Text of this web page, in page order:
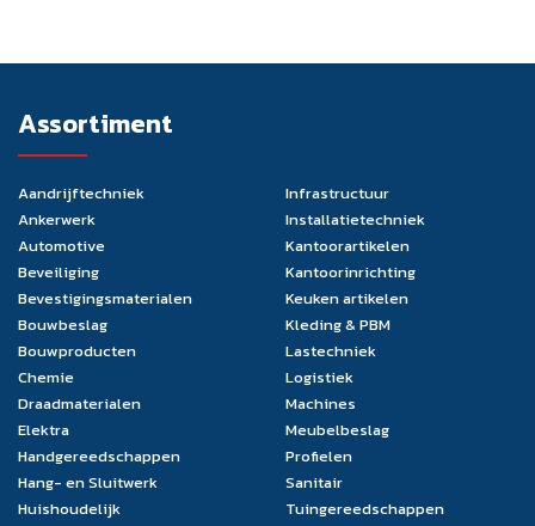
Assortiment
Aandrijftechniek
Ankerwerk
Automotive
Beveiliging
Bevestigingsmaterialen
Bouwbeslag
Bouwproducten
Chemie
Draadmaterialen
Elektra
Handgereedschappen
Hang- en Sluitwerk
Huishoudelijk
Infrastructuur
Installatietechniek
Kantoorartikelen
Kantoorinrichting
Keuken artikelen
Kleding & PBM
Lastechniek
Logistiek
Machines
Meubelbeslag
Profielen
Sanitair
Tuingereedschappen